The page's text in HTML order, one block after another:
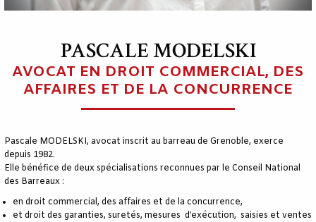
PASCALE MODELSKI
AVOCAT EN DROIT COMMERCIAL, DES
AFFAIRES ET DE LA CONCURRENCE
Pascale MODELSKI, avocat inscrit au barreau de Grenoble, exerce
depuis 1982.
Elle bénéfice de deux spécialisations reconnues par le Conseil National
des Barreaux :
en droit commercial, des affaires et de la concurrence,
et droit des garanties, suretés, mesures d’exécution, saisies et ventes